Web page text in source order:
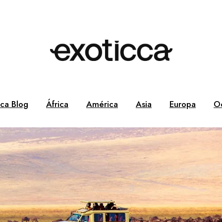
Blog África América Asia Europa